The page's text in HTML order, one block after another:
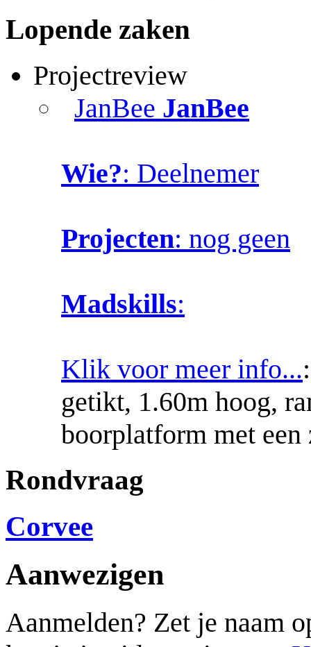
Lopende zaken
Projectreview
JanBee JanBee
Wie?: Deelnemer
Projecten: nog geen
Madskills:
Klik voor meer info...
getikt, 1.60m hoog,
boorplatform met
Rondvraag
Corvee
Aanwezigen
Aanmelden? Zet je naam